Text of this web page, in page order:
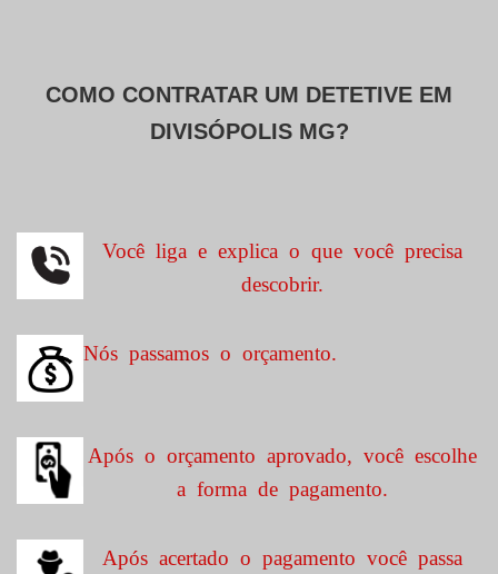
COMO CONTRATAR UM DETETIVE EM
DIVISÓPOLIS MG?
Você liga e explica o que você precisa
descobrir.
Nós passamos o orçamento.
Após o orçamento aprovado, você escolhe
a forma de pagamento.
Após acertado o pagamento você passa